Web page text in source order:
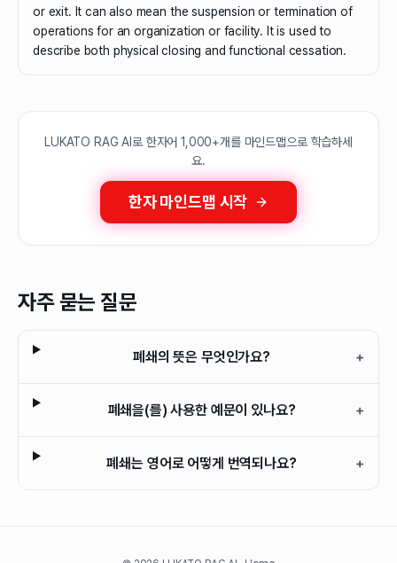
or exit. It can also mean the suspension or termination of
operations for an organization or facility. It is used to
describe both physical closing and functional cessation.
LUKATO RAG AI로 한자어 1,000+개를 마인드맵으로 학습하세
요.
한자 마인드맵 시작
자주 묻는 질문
폐쇄의 뜻은 무엇인가요? +
폐쇄을(를) 사용한 예문이 있나요? +
폐쇄는 영어로 어떻게 번역되나요? +